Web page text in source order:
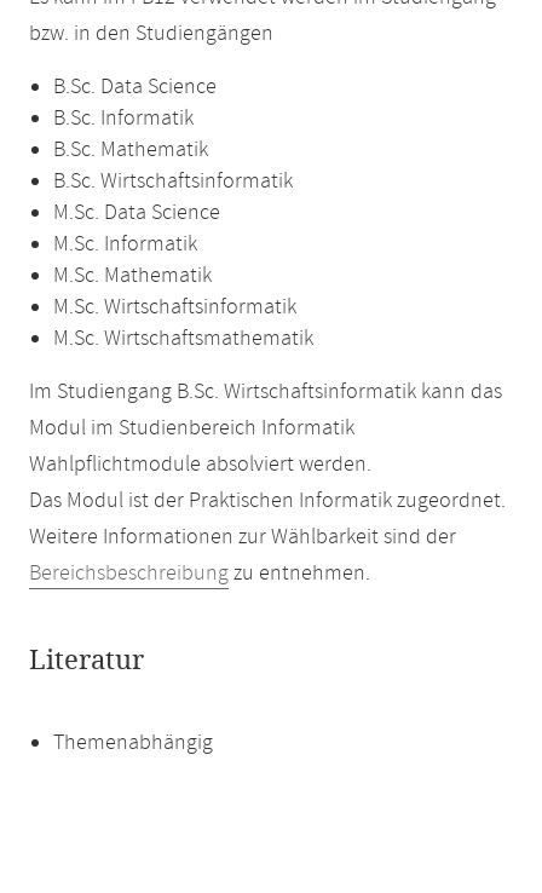
bzw. in den Studiengängen
B.Sc. Data Science
B.Sc. Informatik
B.Sc. Mathematik
B.Sc. Wirtschaftsinformatik
M.Sc. Data Science
M.Sc. Informatik
M.Sc. Mathematik
M.Sc. Wirtschaftsinformatik
M.Sc. Wirtschaftsmathematik
Im Studiengang B.Sc. Wirtschaftsinformatik kann das
Modul im Studienbereich Informatik
Wahlpflichtmodule absolviert werden.
Das Modul ist der Praktischen Informatik zugeordnet.
Weitere Informationen zur Wählbarkeit sind der
Bereichsbeschreibungzu entnehmen.
Literatur
Themenabhängig